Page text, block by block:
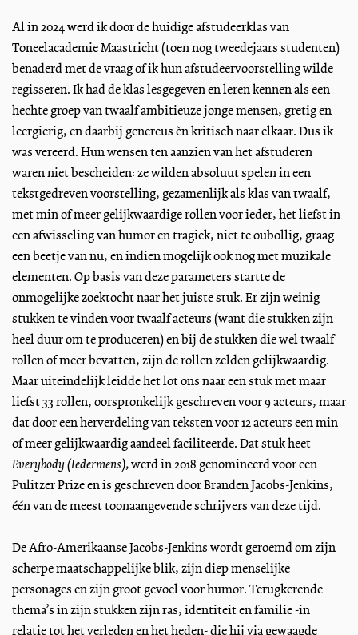
Al in 2024 werd ik door de huidige afstudeerklas van
Toneelacademie Maastricht (toen nog tweedejaars studenten)
benaderd met de vraag of ik hun afstudeervoorstelling wilde
regisseren. Ik had de klas lesgegeven en leren kennen als een
hechte groep van twaalf ambitieuze jonge mensen, gretig en
leergierig, en daarbij genereus èn kritisch naar elkaar. Dus ik
was vereerd. Hun wensen ten aanzien van het afstuderen
waren niet bescheiden: ze wilden absoluut spelen in een
tekstgedreven voorstelling, gezamenlijk als klas van twaalf,
met min of meer gelijkwaardige rollen voor ieder, het liefst in
een afwisseling van humor en tragiek, niet te oubollig, graag
een beetje van nu, en indien mogelijk ook nog met muzikale
elementen. Op basis van deze parameters startte de
onmogelijke zoektocht naar het juiste stuk. Er zijn weinig
stukken te vinden voor twaalf acteurs (want die stukken zijn
heel duur om te produceren) en bij de stukken die wel twaalf
rollen of meer bevatten, zijn de rollen zelden gelijkwaardig.
Maar uiteindelijk leidde het lot ons naar een stuk met maar
liefst 33 rollen, oorspronkelijk geschreven voor 9 acteurs, maar
dat door een herverdeling van teksten voor 12 acteurs een min
of meer gelijkwaardig aandeel faciliteerde. Dat stuk heet
Everybody (Iedermens),werd in 2018 genomineerd voor een
Pulitzer Prize en is geschreven door Branden Jacobs-Jenkins,
één van de meest toonaangevende schrijvers van deze tijd.
De Afro-Amerikaanse Jacobs-Jenkins wordt geroemd om zijn
scherpe maatschappelijke blik, zijn diep menselijke
personages en zijn groot gevoel voor humor. Terugkerende
thema’s in zijn stukken zijn ras, identiteit en familie -in
relatie tot het verleden en het heden- die hij via gewaagde